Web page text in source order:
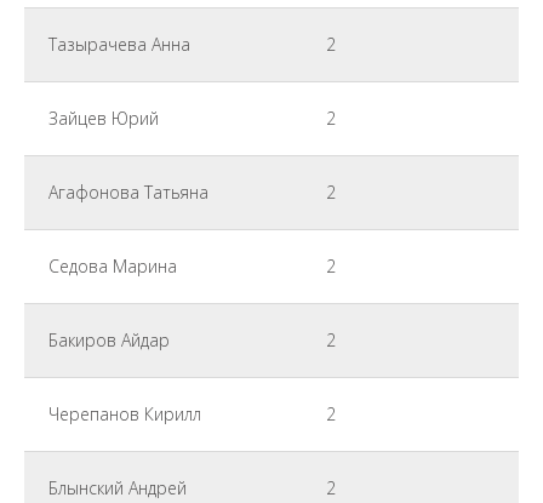
Тазырачева Анна 2
Зайцев Юрий 2
Агафонова Татьяна 2
Седова Марина 2
Бакиров Айдар 2
Черепанов Кирилл 2
Блынский Андрей 2